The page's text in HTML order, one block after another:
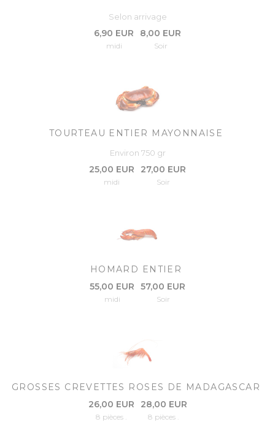
Selon arrivage
6,90 EUR
midi
8,00 EUR
Soir
TOURTEAU ENTIER MAYONNAISE
Environ 750 gr
25,00 EUR
midi
27,00 EUR
Soir
HOMARD ENTIER
55,00 EUR
midi
57,00 EUR
Soir
GROSSES CREVETTES ROSES DE MADAGASCAR
26,00 EUR
8 pièces .
28,00 EUR
8 pièces .